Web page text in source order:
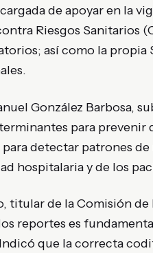
de apoyar en la
Riesgos Sanitarios
así como la propia
González Barbosa,
para prevenir
detectar patrones de
hospitalaria y de los
titular de la Comisión
reportes es
que la correcta